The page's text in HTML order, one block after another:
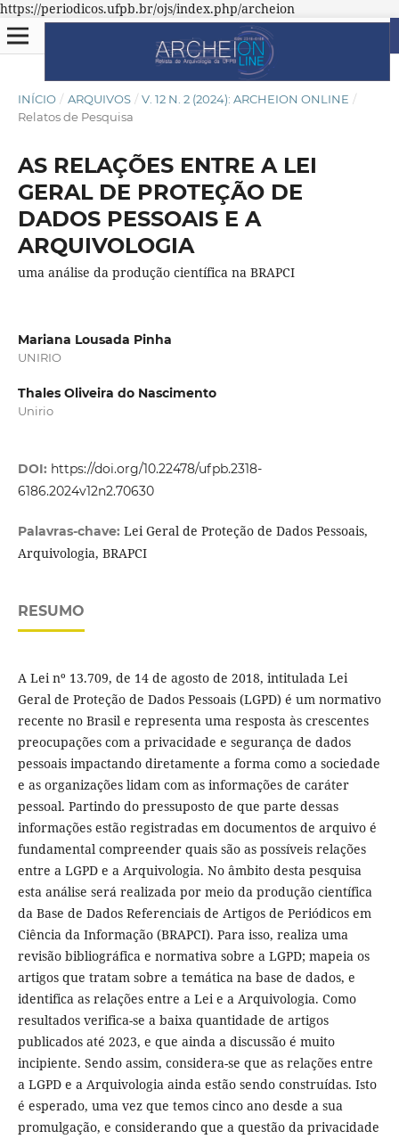
https://periodicos.ufpb.br/ojs/index.php/archeion
INÍCIO / ARQUIVOS / V. 12 N. 2 (2024): ARCHEION ONLINE /
Relatos de Pesquisa
AS RELAÇÕES ENTRE A LEI
GERAL DE PROTEÇÃO DE
DADOS PESSOAIS E A
ARQUIVOLOGIA
uma análise da produção científica na BRAPCI
Mariana Lousada Pinha
UNIRIO
Thales Oliveira do Nascimento
Unirio
DOI: https://doi.org/10.22478/ufpb.2318-
6186.2024v12n2.70630
Palavras-chave: Lei Geral de Proteção de Dados Pessoais,
Arquivologia, BRAPCI
RESUMO
A Lei nº 13.709, de 14 de agosto de 2018, intitulada Lei
Geral de Proteção de Dados Pessoais (LGPD) é um normativo
recente no Brasil e representa uma resposta às crescentes
preocupações com a privacidade e segurança de dados
pessoais impactando diretamente a forma como a sociedade
e as organizações lidam com as informações de caráter
pessoal. Partindo do pressuposto de que parte dessas
informações estão registradas em documentos de arquivo é
fundamental compreender quais são as possíveis relações
entre a LGPD e a Arquivologia. No âmbito desta pesquisa
esta análise será realizada por meio da produção científica
da Base de Dados Referenciais de Artigos de Periódicos em
Ciência da Informação (BRAPCI). Para isso, realiza uma
revisão bibliográfica e normativa sobre a LGPD; mapeia os
artigos que tratam sobre a temática na base de dados, e
identifica as relações entre a Lei e a Arquivologia. Como
resultados verifica-se a baixa quantidade de artigos
publicados até 2023, e que ainda a discussão é muito
incipiente. Sendo assim, considera-se que as relações entre
a LGPD e a Arquivologia ainda estão sendo construídas. Isto
é esperado, uma vez que temos cinco ano desde a sua
promulgação, e considerando que a questão da privacidade